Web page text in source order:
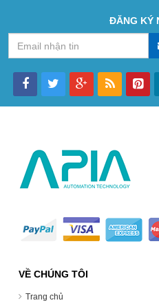
ĐĂNG KÝ
VỀ CHÚNG TÔI
Trang chủ